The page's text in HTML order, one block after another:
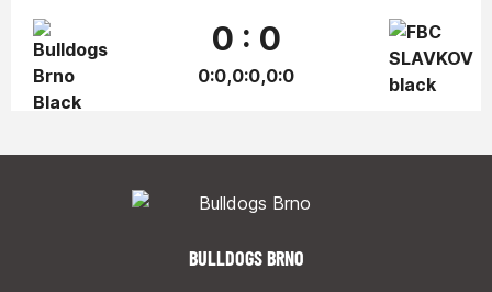
0 : 0
0:0,0:0,0:0
BULLDOGS BRNO